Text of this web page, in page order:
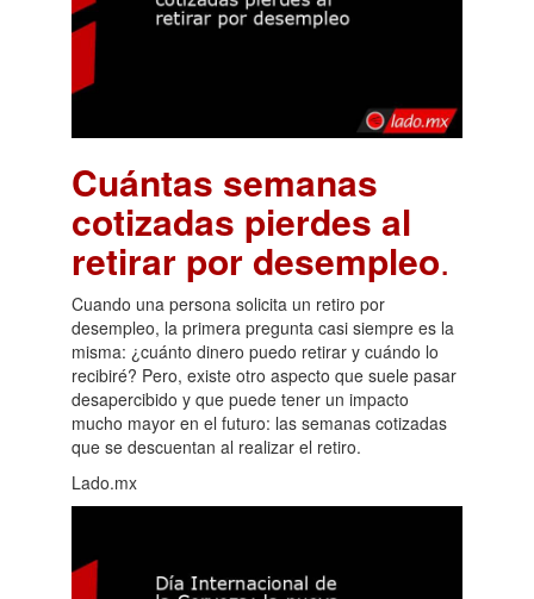
Cuántas semanas
cotizadas pierdes al
retirar por desempleo.
Cuando una persona solicita un retiro por
desempleo, la primera pregunta casi siempre es la
misma: ¿cuánto dinero puedo retirar y cuándo lo
recibiré? Pero, existe otro aspecto que suele pasar
desapercibido y que puede tener un impacto
mucho mayor en el futuro: las semanas cotizadas
que se descuentan al realizar el retiro.
Lado.mx